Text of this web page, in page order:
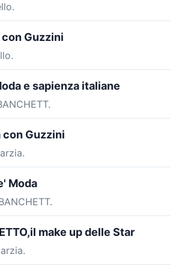
Guzzini
e sapienza italiane
con Guzzini
Moda
make up delle Star